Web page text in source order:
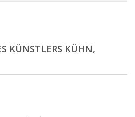
KÜNSTLERS KÜHN,